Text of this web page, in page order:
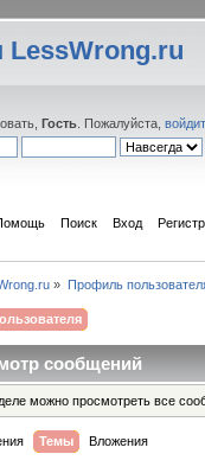
Гость . Пожалуйста,
Поиск Вход
» Профиль
сообщений
можно просмотреть все
Темы Вложения